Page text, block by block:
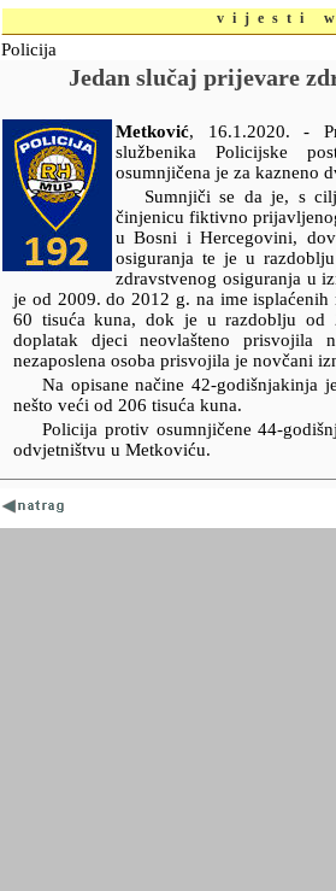
vijesti
Policija
Jedan slučaj prijevare
Metković, 16.1.2020. -
službenika Policijske
osumnjičena je za kazneno
Sumnjiči se da je, s
činjenicu fiktivno
u Bosni i Hercegovini,
osiguranja te je u
zdravstvenog osiguranja u
je od 2009. do 2012 g. na ime
60 tisuća kuna, dok je u razdoblju od
doplatak djeci neovlašteno
nezaposlena osoba prisvojila je novčani
Na opisane načine 42-godišnjakinja
nešto veći od 206 tisuća kuna.
Policija protiv osumnjičene 44-
odvjetništvu u Metkoviću.